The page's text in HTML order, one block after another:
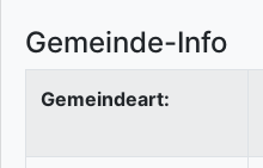
Gemeinde-Info
Gemeindeart: